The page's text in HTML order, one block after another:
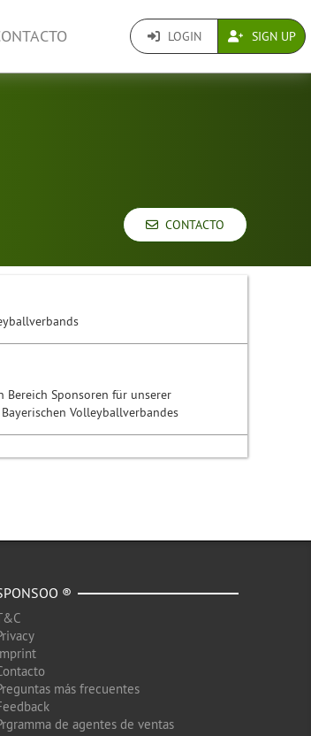
LOGIN SIGN UP
CONTACTO
Sponsoren für unserer
Volleyballverbandes
®
más frecuentes
de agentes de ventas